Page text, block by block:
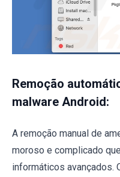
Remoção
malware Android:
A remoção manual de
moroso e complicado
informáticos avançados.